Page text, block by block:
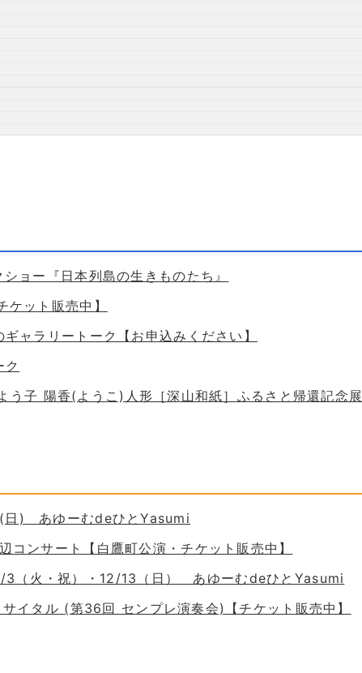
ー『日本列島の生きものたち』
ット販売中】
ラリートーク【お申込みください】
陽香(ようこ)人形［深山和紙］ふるさと帰還記念
) あゆーむdeひとYasumi
ンサート【白鷹町公演・チケット販売中】
（火・祝）・12/13（日） あゆーむdeひとYasumi
タル (第36回 センプレ演奏会)【チケット販売中】